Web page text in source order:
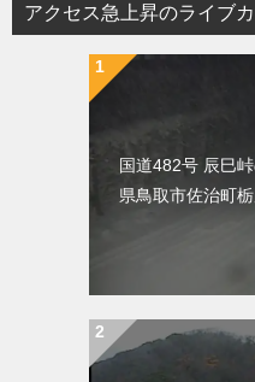
アクセス急上昇のライブ
国道482号 辰巳
県鳥取市佐治町栃